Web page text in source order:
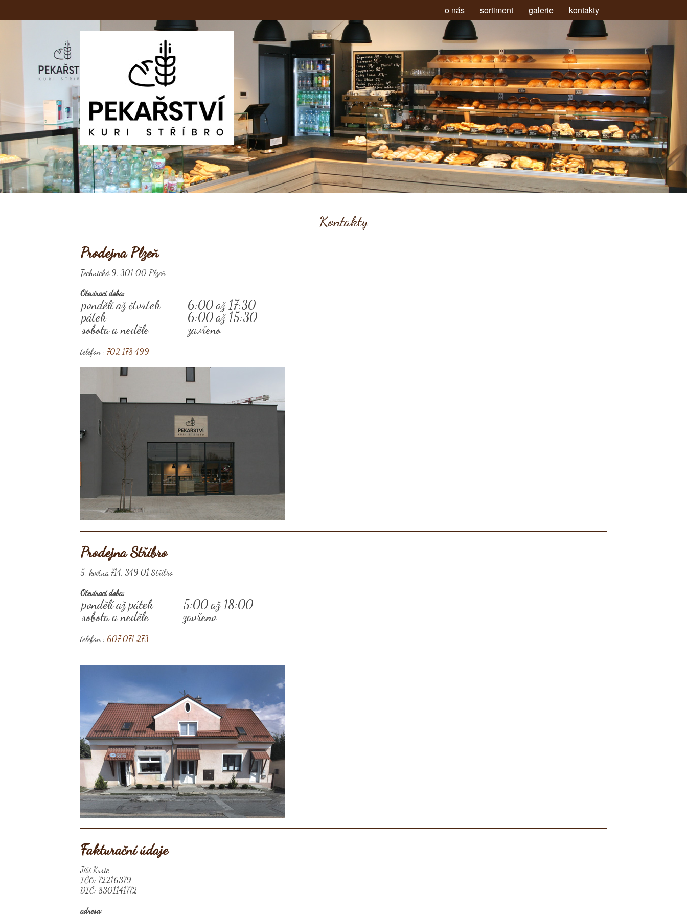
o nás sortiment galerie kontakty
Kontakty
Prodejna Plzeň
Technická 9, 301 00 Plzeň
Otevírací doba:
pondělí až čtvrtek
6:00 až 17:30
pátek
6:00 až 15:30
sobota a neděle
zavřeno
telefon : 702 178 499
Prodejna Stříbro
5. května 714, 349 01 Stříbro
Otevírací doba:
pondělí až pátek
5:00 až 18:00
sobota a neděle
zavřeno
telefon : 607 071 273
Fakturační údaje
Jiří Kuric
IČO: 72216379
DIČ: 8301141772
adresa: